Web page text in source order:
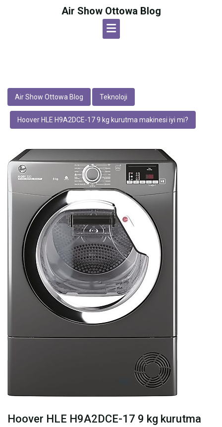
Air Show Ottowa Blog
Air Show Ottowa Blog Teknoloji
Hoover HLE H9A2DCE-17 9 kg kurutma makinesi iyi mi?
Hoover HLE H9A2DCE-17 9 kg kurutma